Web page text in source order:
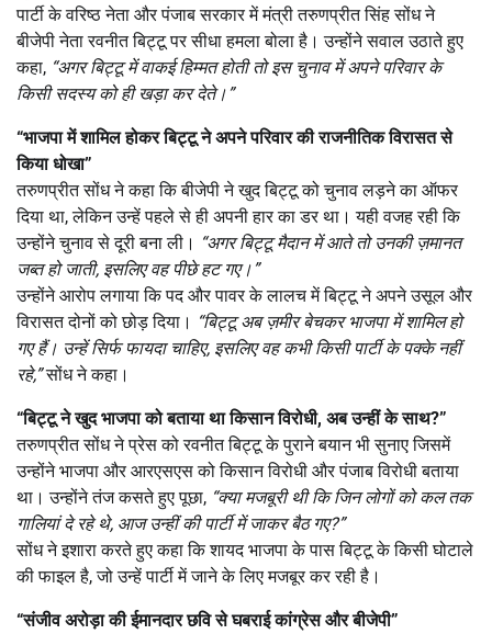
पार्टी के वरिष्ठ नेता और पंजाब सरकार में मंत्री तरुणप्रीत सिंह सोंध ने
बीजेपी नेता रवनीत बिट्टू पर सीधा हमला बोला है। उन्होंने सवाल उठाते हुए
कहा, “अगर बिट्टू में वाकई हिम्मत होती तो इस चुनाव में अपने परिवार के
किसी सदस्य को ही खड़ा कर देते।”
“भाजपा में शामिल होकर बिट्टू ने अपने परिवार की राजनीतिक विरासत से
किया धोखा”
तरुणप्रीत सोंध ने कहा कि बीजेपी ने खुद बिट्टू को चुनाव लड़ने का ऑफर
दिया था, लेकिन उन्हें पहले से ही अपनी हार का डर था। यही वजह रही कि
उन्होंने चुनाव से दूरी बना ली। “अगर बिट्टू मैदान में आते तो उनकी ज़मानत
जब्त हो जाती, इसलिए वह पीछे हट गए।”
उन्होंने आरोप लगाया कि पद और पावर के लालच में बिट्टू ने अपने उसूल और
विरासत दोनों को छोड़ दिया। “बिट्टू अब ज़मीर बेचकर भाजपा में शामिल हो
गए हैं। उन्हें सिर्फ फायदा चाहिए, इसलिए वह कभी किसी पार्टी के पक्के नहीं
रहे,”सोंध ने कहा।
“बिट्टू ने खुद भाजपा को बताया था किसान विरोधी, अब उन्हीं के साथ?”
तरुणप्रीत सोंध ने प्रेस को रवनीत बिट्टू के पुराने बयान भी सुनाए जिसमें
उन्होंने भाजपा और आरएसएस को किसान विरोधी और पंजाब विरोधी बताया
था। उन्होंने तंज कसते हुए पूछा, “क्या मजबूरी थी कि जिन लोगों को कल तक
गालियां दे रहे थे, आज उन्हीं की पार्टी में जाकर बैठ गए?”
सोंध ने इशारा करते हुए कहा कि शायद भाजपा के पास बिट्टू के किसी घोटाले
की फाइल है, जो उन्हें पार्टी में जाने के लिए मजबूर कर रही है।
“संजीव अरोड़ा की ईमानदार छवि से घबराई कांग्रेस और बीजेपी”